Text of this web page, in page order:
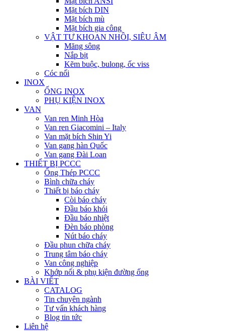
Mặt bích DIN
Mặt bích mù
Mặt bích gia công
VẬT TƯ KHOAN NHỒI, SIÊU ÂM
Măng sông
Nắp bịt
Kẽm buộc, bulong, ốc viss
Cóc nối
INOX
ỐNG INOX
PHỤ KIỆN INOX
VAN
Van ren Minh Hòa
Van ren Giacomini – Italy
Van mặt bích Shin Yi
Van gang hàn Quốc
Van gang Đài Loan
THIẾT BỊ PCCC
Ống Thép PCCC
Bình chữa cháy
Thiết bị báo cháy
Còi báo cháy
Đầu báo khói
Đầu báo nhiệt
Đèn báo phòng
Nút báo cháy
Đầu phun chữa cháy
Trung tâm báo cháy
Van công nghiệp
Khớp nối & phụ kiện đường ống
BÀI VIẾT
CATALOG
Tin chuyên ngành
Tư vấn khách hàng
Blog tin tức
Liên hệ